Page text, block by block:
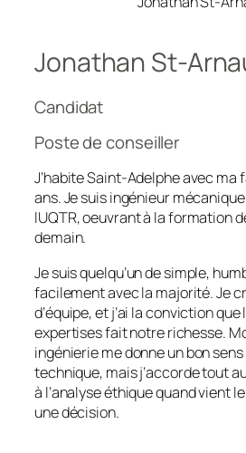
Jonathan St-
Candidat
Poste de conseiller
J’habite Saint-Adelphe avec ma
ans. Je suis ingénieur
lUQTR, oeuvrant à la formation
demain.
Je suis quelqu’un de simple,
facilement avec la majorité. Je
d’équipe, et j’ai la conviction
expertises fait notre richesse.
ingénierie me donne un bon sens
technique, mais j’accorde tout
à l’analyse éthique quand vient
une décision.